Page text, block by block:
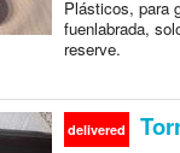
Plásticos, para
fuenlabrada,
reserve.
delivered